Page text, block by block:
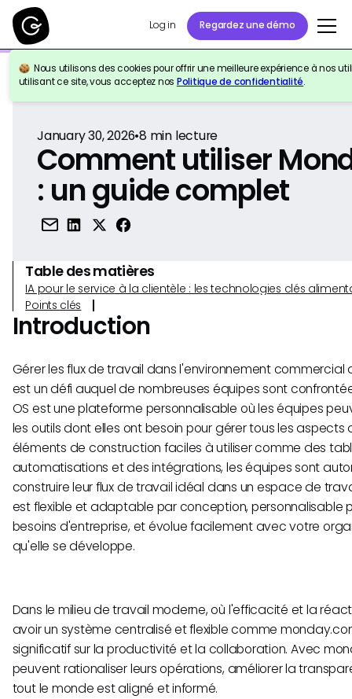
Log in Regardez une démo
Nous utilisons des cookies pour offrir une meilleure expérience à nos
utilisant ce site, vous acceptez nos Politique de confidentialité.
Retour à la référence
January 30, 2026•8min lecture
Comment utiliser
: un guide complet
Table des matières
IA pour le service à la clientèle : les technologies clés
Points clés
Introduction
Gérer les flux de travail dans l'environnement
est un défi auquel de nombreuses équipes sont
OS est une plateforme personnalisable où les équipes
les outils dont elles ont besoin pour gérer tous les aspects
éléments de construction faciles à utiliser comme des
automatisations et des intégrations, les équipes sont
construire leur flux de travail idéal dans un espace de
est flexible et adaptable par conception, personnalisable
besoins d'entreprise, et évolue facilement avec votre
qu'elle se développe.
Dans le milieu de travail moderne, où l'efficacité et la
avoir un système centralisé et flexible comme
significatif sur la productivité et la collaboration. Avec
peuvent rationaliser leurs opérations, améliorer la
tout le monde est aligné et informé.